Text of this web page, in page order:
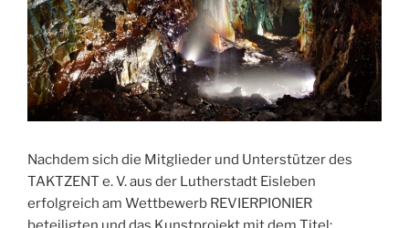
Nachdem sich die Mitglieder und Unterstützer des
TAKTZENT e. V. aus der Lutherstadt Eisleben
erfolgreich am Wettbewerb REVIERPIONIER